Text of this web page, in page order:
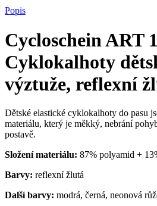
Popis
Cycloschein ART
Cyklokalhoty
výztuže, reflexní
Dětské elastické cyklokalhoty do pasu
materiálu, který je měkký, nebrání
postavě.
Složení materiálu: 87% polyamid +
Barvy: reflexní žlutá
Další barvy: modrá, černá, neonová